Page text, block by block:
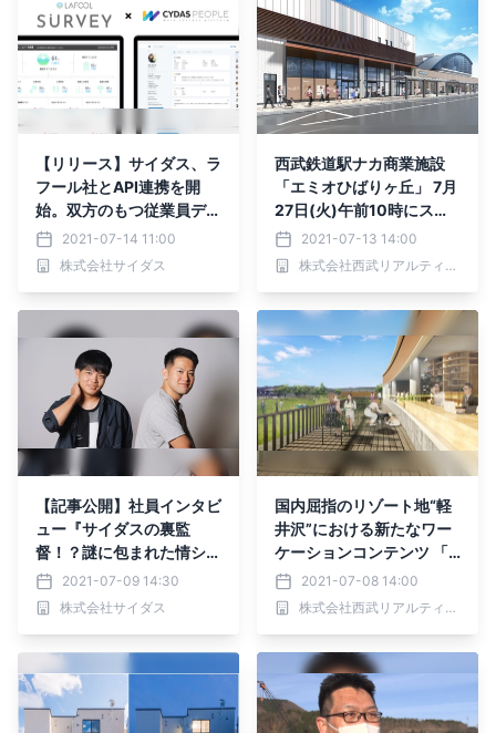
【リリース】サイダス、ラ
フール社とAPI連携を開
始。双方のもつ従業員デー
タを活用し、利便性の向
上、組織改善の後押しを！
｜株式会社サイダス
2021-07-14 11:00
株式会社サイダス
西武鉄道駅ナカ商業施設
「エミオひばりヶ丘」 7月
27日(火)午前10時にスケ
ールアップオープン
2021-07-13 14:00
株式会社西武リアルティソリューションズ
【記事公開】社員インタビ
ュー『サイダスの裏監
督！？謎に包まれた情シス
タッグ・インタビュー』公
開のお知らせ｜株式会社サ
イダス
2021-07-09 14:30
株式会社サイダス
国内屈指のリゾート地“軽
井沢”における新たなワー
ケーションコンテンツ 「K
aruizawa Prince The Wo
rkation Core」が７月29
日(木)開業 ～7月14日
始！～
2021-07-08 14:00
株式会社西武リアルティソリューションズ